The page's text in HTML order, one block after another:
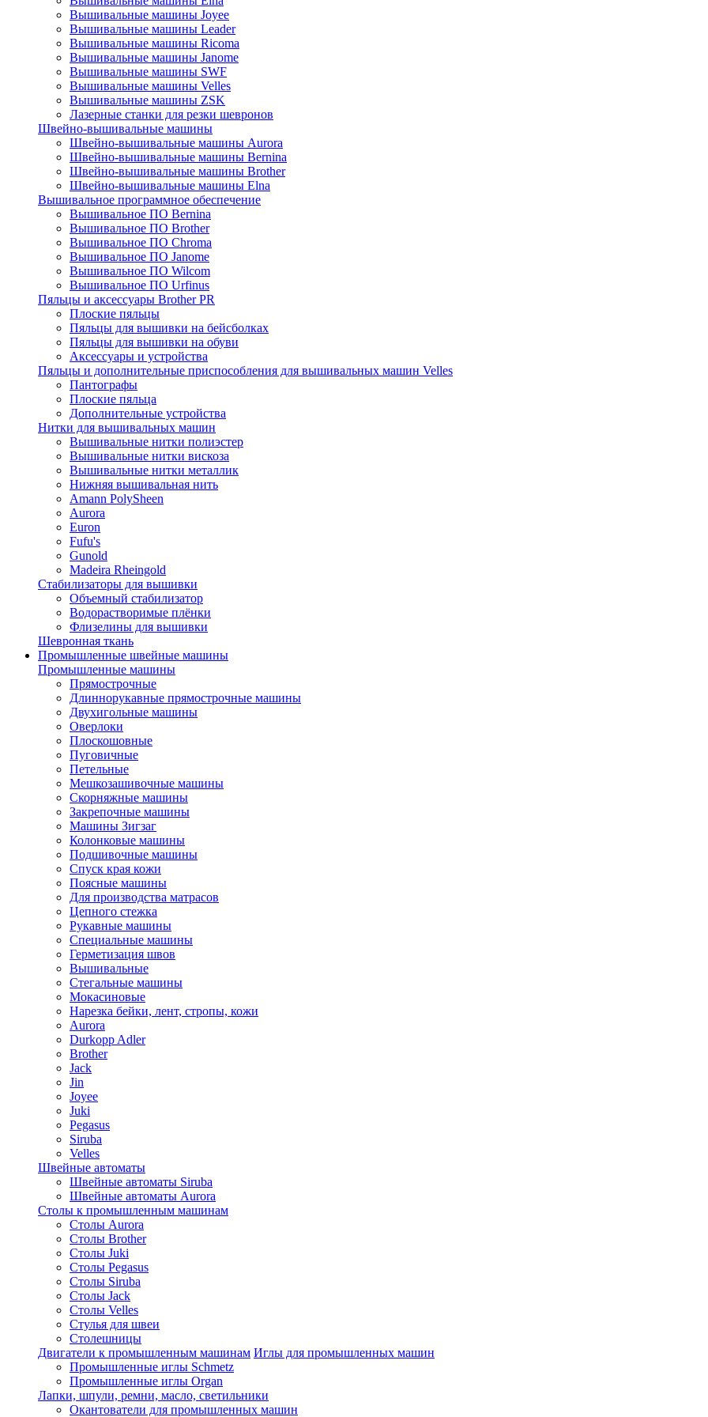
Вышивальные машины Joyee
Вышивальные машины Leader
Вышивальные машины Ricoma
Вышивальные машины Janome
Вышивальные машины SWF
Вышивальные машины Velles
Вышивальные машины ZSK
Лазерные станки для резки шевронов
Швейно-вышивальные машины
Швейно-вышивальные машины Aurora
Швейно-вышивальные машины Bernina
Швейно-вышивальные машины Brother
Швейно-вышивальные машины Elna
Вышивальное программное обеспечение
Вышивальное ПО Bernina
Вышивальное ПО Brother
Вышивальное ПО Chroma
Вышивальное ПО Janome
Вышивальное ПО Wilcom
Вышивальное ПО Urfinus
Пяльцы и аксессуары Brother PR
Плоские пяльцы
Пяльцы для вышивки на бейсболках
Пяльцы для вышивки на обуви
Аксессуары и устройства
Пяльцы и дополнительные приспособления для вышивальных машин Velles
Пантографы
Плоские пяльца
Дополнительные устройства
Нитки для вышивальных машин
Вышивальные нитки полиэстер
Вышивальные нитки вискоза
Вышивальные нитки металлик
Нижняя вышивальная нить
Amann PolySheen
Aurora
Euron
Fufu's
Gunold
Madeira Rheingold
Стабилизаторы для вышивки
Объемный стабилизатор
Водорастворимые плёнки
Флизелины для вышивки
Шевронная ткань
Промышленные швейные машины
Промышленные машины
Прямострочные
Длиннорукавные прямострочные машины
Двухигольные машины
Оверлоки
Плоскошовные
Пуговичные
Петельные
Мешкозашивочные машины
Скорняжные машины
Закрепочные машины
Машины Зигзаг
Колонковые машины
Подшивочные машины
Спуск края кожи
Поясные машины
Для производства матрасов
Цепного стежка
Рукавные машины
Специальные машины
Герметизация швов
Вышивальные
Стегальные машины
Мокасиновые
Нарезка бейки, лент, стропы, кожи
Aurora
Durkopp Adler
Brother
Jack
Jin
Joyee
Juki
Pegasus
Siruba
Velles
Швейные автоматы
Швейные автоматы Siruba
Швейные автоматы Aurora
Столы к промышленным машинам
Столы Aurora
Столы Brother
Столы Juki
Столы Pegasus
Столы Siruba
Столы Jack
Столы Velles
Стулья для швеи
Столешницы
Двигатели к промышленным машинам Иглы для промышленных машин
Промышленные иглы Schmetz
Промышленные иглы Organ
Лапки, шпули, ремни, масло, светильники
Окантователи для промышленных машин